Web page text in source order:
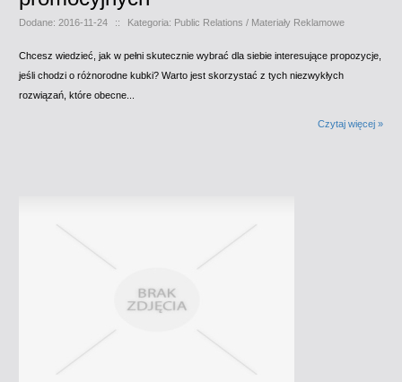
Dodane: 2016-11-24 :: Kategoria: Public Relations / Materiały Reklamowe
Chcesz wiedzieć, jak w pełni skutecznie wybrać dla siebie interesujące propozycje,
jeśli chodzi o różnorodne kubki? Warto jest skorzystać z tych niezwykłych
rozwiązań, które obecne...
Czytaj więcej »